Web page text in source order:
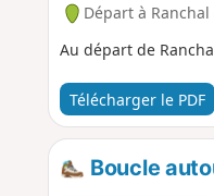
Départ à Ranchal
Au départ de
Télécharger le PDF
Boucle